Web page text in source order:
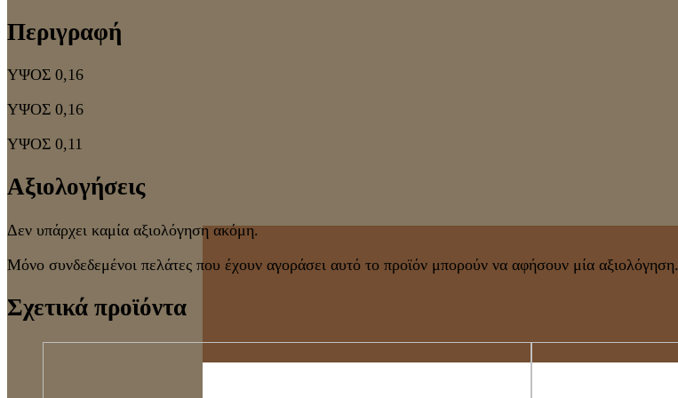
Περιγραφή
ΥΨΟΣ 0,16
ΥΨΟΣ 0,16
ΥΨΟΣ 0,11
Αξιολογήσεις
Δεν υπάρχει καμία αξιολόγηση ακόμη.
Μόνο συνδεδεμένοι πελάτες που έχουν αγοράσει αυτό το προϊόν μπορούν να αφήσουν μία αξιολόγηση.
Σχετικά προϊόντα